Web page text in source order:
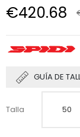
€420.68
GUÍA DE
Talla 50